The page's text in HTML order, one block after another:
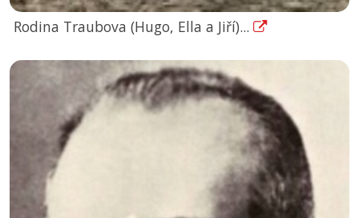
Rodina Traubova (Hugo, Ella a Jiří)...